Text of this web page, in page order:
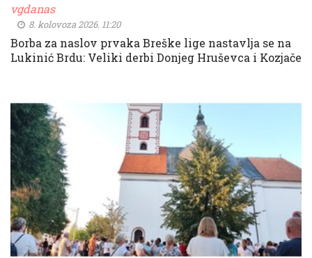
vgdanas
8. kolovoza 2026. 11:20
Borba za naslov prvaka Breške lige nastavlja se na
Lukinić Brdu: Veliki derbi Donjeg Hruševca i Kozjače